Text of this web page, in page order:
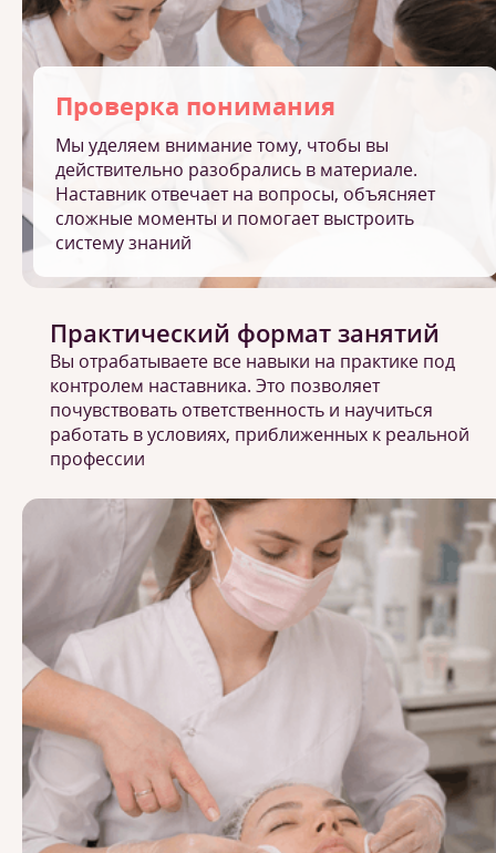
Проверка понимания
Мы уделяем внимание тому, чтобы вы
действительно разобрались в материале.
Наставник отвечает на вопросы, объясняет
сложные моменты и помогает выстроить
систему знаний
Практический формат занятий
Вы отрабатываете все навыки на практике под
контролем наставника. Это позволяет
почувствовать ответственность и научиться
работать в условиях, приближенных к реальной
профессии